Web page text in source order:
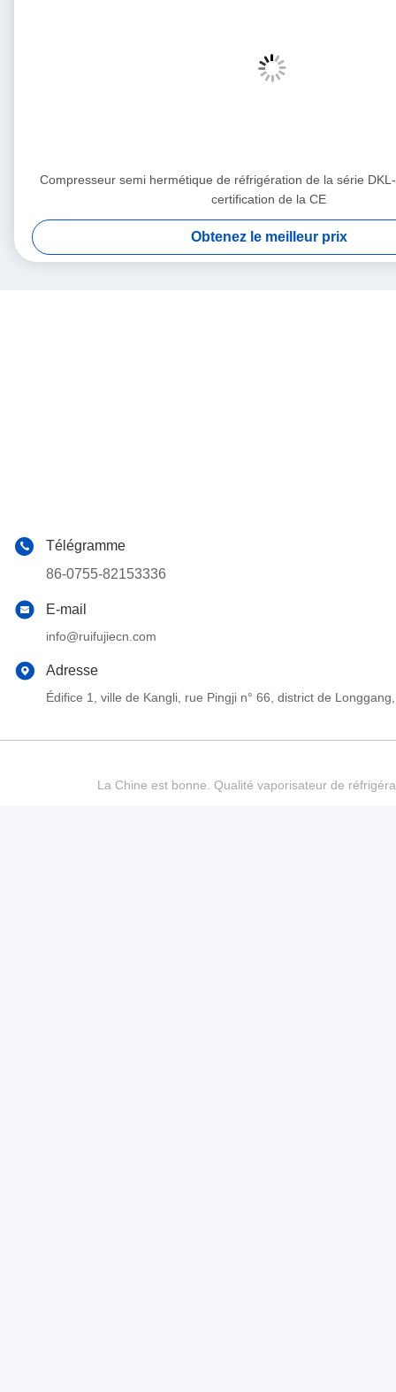
Compresseur semi hermétique de réfrigération de la série
certification de la CE
Obtenez le meilleur prix
Télégramme
86-0755-82153336
E-mail
info@ruifujiecn.com
Adresse
Édifice 1, ville de Kangli, rue Pingji n° 66, district de
La Chine est bonne. Qualité vaporisateur de